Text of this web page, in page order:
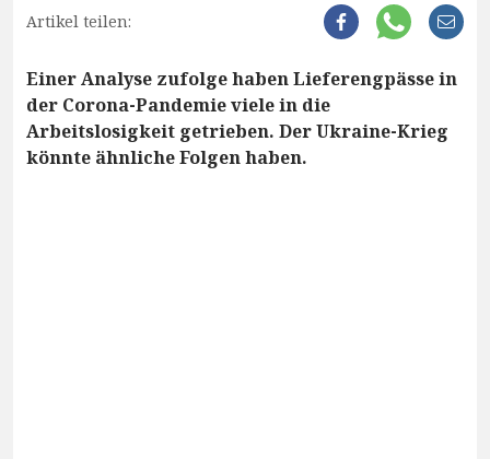
Artikel teilen:
Einer Analyse zufolge haben Lieferengpässe in
der Corona-Pandemie viele in die
Arbeitslosigkeit getrieben. Der Ukraine-Krieg
könnte ähnliche Folgen haben.